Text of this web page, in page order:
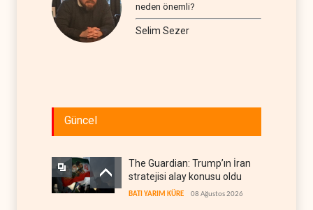
neden önemli?
Selim Sezer
Güncel
The Guardian: Trump’ın İran
stratejisi alay konusu oldu
BATI YARIM KÜRE 08 Ağustos 2026